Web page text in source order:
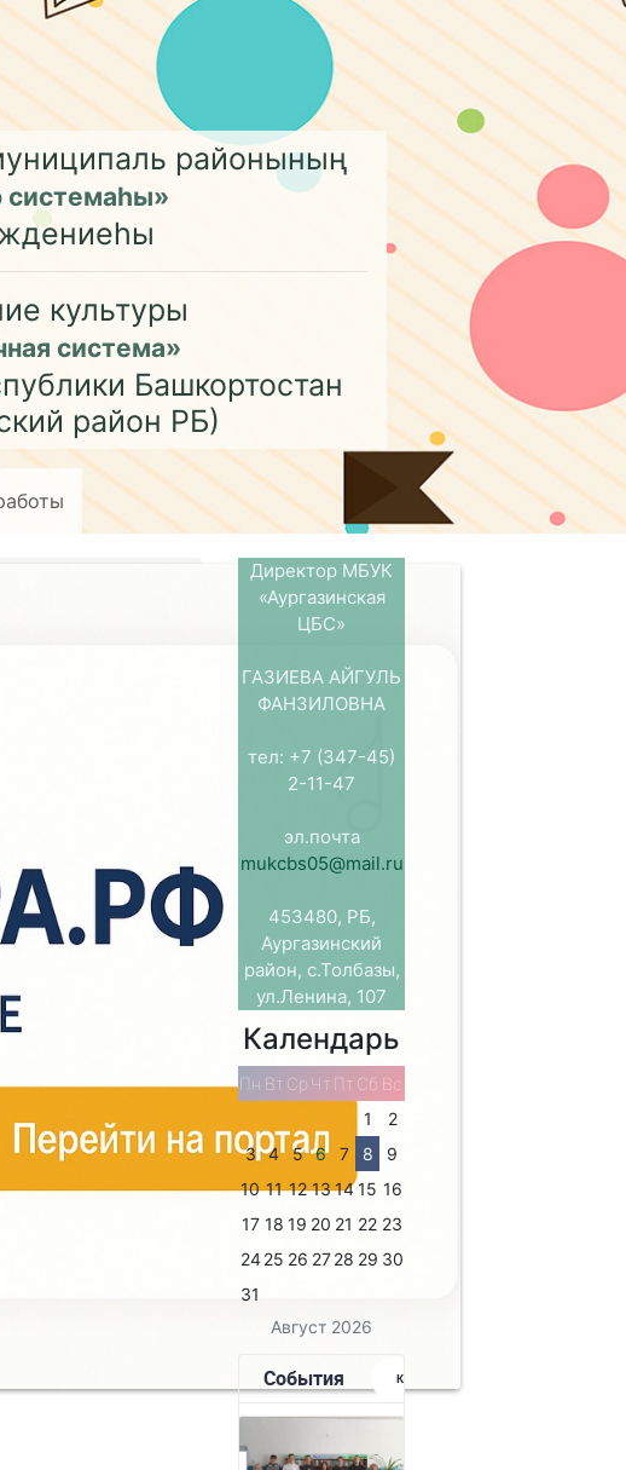
районының
системаһы»
культуры
система»
Башкортостан
район РБ)
кувшинку». Для детей
стихов «Мы –
и искренни. Около
читал отрывки из
детства,
Также рассказал
родине, для него
окрестностей
стихи поэта.
Ягафарович с
Директор МБУК
«Аургазинская
ЦБС»
ГАЗИЕВА АЙГУЛЬ
ФАНЗИЛОВНА
тел: +7 (347-45)
2-11-47
эл.почта
mukcbs05@mail.ru
453480, РБ,
Аургазинский
район, с.Толбазы,
ул.Ленина, 107
Календарь
Август 2026
Пн Вт Ср Чт Пт Сб Вс
1
2
3
4 5 6 7 8
9
10 11 12 1314 15 16
17 18 19 20 21 22 23
24 25 26 27 28 29 30
31